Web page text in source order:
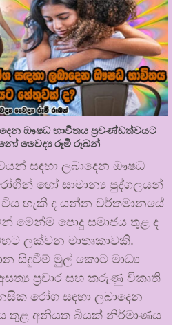
ඖෂධ භාවිතය ප්‍රචණ්ඩත්වයට
වෛද්‍ය රූමි රූබන්
සඳහා ලබාදෙන ඖෂධ
හෝ සාමාන්‍ය පුද්ගලයන්
හැකි ද යන්න වර්තමානයේ
මෙන්ම පොදු සමාජය තුළ ද
ලක්වන මාතෘකාවකි.
සිදුවීම් මුල් කොට මාධ්‍ය
ප්‍රචාර සහ කරුණු විකෘති
රෝග සඳහා ලබාදෙන
තුළ අනියත බියක් නිර්මාණය